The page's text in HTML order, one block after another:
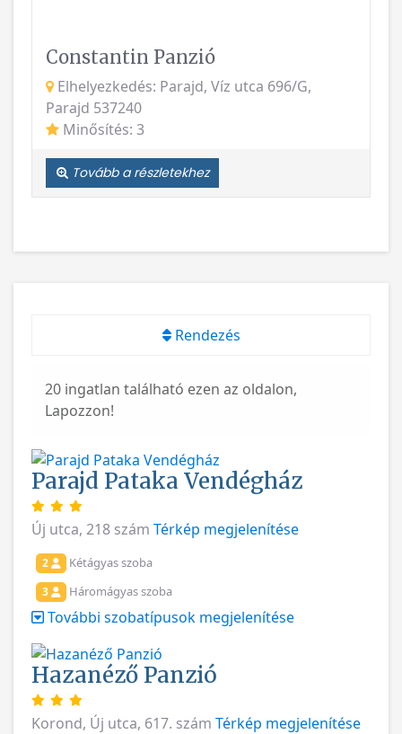
Constantin Panzió
Elhelyezkedés: Parajd, Víz utca 696/G,
Parajd 537240
Minősítés: 3
Tovább a részletekhez
Rendezés
20 ingatlan található ezen az oldalon,
Lapozzon!
Parajd Pataka Vendégház
Új utca, 218 szám Térkép megjelenítése
2 Kétágyas szoba
3 Háromágyas szoba
További szobatípusok megjelenítése
Hazanéző Panzió
Korond, Új utca, 617. szám Térkép megjelenítése